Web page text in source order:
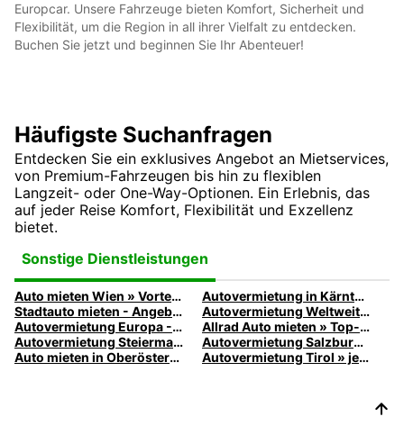
Europcar. Unsere Fahrzeuge bieten Komfort, Sicherheit und
Flexibilität, um die Region in all ihrer Vielfalt zu entdecken.
Buchen Sie jetzt und beginnen Sie Ihr Abenteuer!
Häufigste Suchanfragen
Entdecken Sie ein exklusives Angebot an Mietservices,
von Premium-Fahrzeugen bis hin zu flexiblen
Langzeit- oder One-Way-Optionen. Ein Erlebnis, das
auf jeder Reise Komfort, Flexibilität und Exzellenz
bietet.
Sonstige Dienstleistungen
Auto mieten Wien » Vorteile, Angebote, Modelle | Europcar
Autovermietung in Kärnten » Top-Mietauto-Angebote | Europcar
Stadtauto mieten - Angebote - Europcar
Autovermietung Weltweit - Europcar Autovermietung
Autovermietung Europa - Europcar Autovermietung
Allrad Auto mieten » Top-Angebote entdecken | Europcar
Autovermietung Steiermark » PKW, Transporter & Co.
Autovermietung Salzburg » PKW, Transporter & LKW | Europcar
Auto mieten in Oberösterreich » Top-Angebote | Europcar
Autovermietung Tirol » jetzt Mietwagen finden